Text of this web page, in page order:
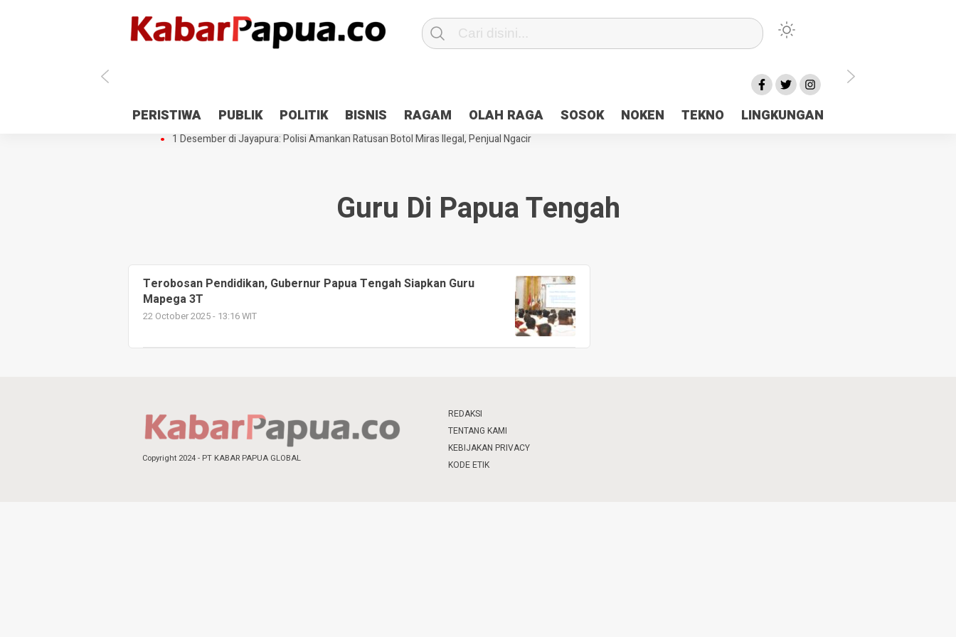
PERISTIWA PUBLIK POLITIK BISNIS RAGAM OLAH RAGA SOSOK NOKEN TEKNO LINGKUNGAN
Antisipasi 1 Desember, TNI Polri Patroli 2×24 jam di Kota Jayapura
Pesan Sejuk Polri di Deklarasi Pemilu Ceria Tanah Papua
Gedung Perpustakaan SMPN 5 Sentani Terbakar
Hibah Pilkada Jayapura Cair 10 Persen, Deposit Kas Daerah Rp23 Miliar Disorot
1 Desember di Jayapura: Polisi Amankan Ratusan Botol Miras Ilegal, Penjual Ngacir
Guru Di Papua Tengah
Terobosan Pendidikan, Gubernur Papua Tengah Siapkan Guru
Mapega 3T
22 October 2025 - 13:16 WIT
Copyright 2024 - PT KABAR PAPUA GLOBAL
REDAKSI
TENTANG KAMI
KEBIJAKAN PRIVACY
KODE ETIK